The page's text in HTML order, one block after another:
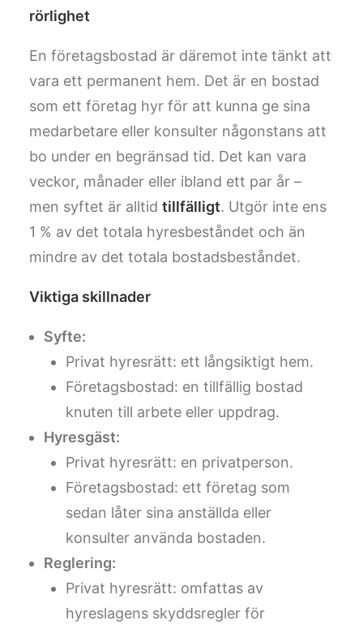
rörlighet
En företagsbostad är däremot inte tänkt att
vara ett permanent hem. Det är en bostad
som ett företag hyr för att kunna ge sina
medarbetare eller konsulter någonstans att
bo under en begränsad tid. Det kan vara
veckor, månader eller ibland ett par år –
men syftet är alltid tillfälligt. Utgör inte ens
1 % av det totala hyresbeståndet och än
mindre av det totala bostadsbeståndet.
Viktiga skillnader
Syfte:
Privat hyresrätt: ett långsiktigt hem.
Företagsbostad: en tillfällig bostad
knuten till arbete eller uppdrag.
Hyresgäst:
Privat hyresrätt: en privatperson.
Företagsbostad: ett företag som
sedan låter sina anställda eller
konsulter använda bostaden.
Reglering:
Privat hyresrätt: omfattas av
hyreslagens skyddsregler för